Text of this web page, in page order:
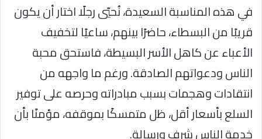
في هذه المناسبة السعيدة، نُحيّي رجلًا اختار أن يكون
قريبًا من البسطاء، حاضرًا بينهم، ساعيًا لتخفيف
الأعباء عن كاهل الأسر البسيطة، فاستحق محبة
الناس ودعواتهم الصادقة. ورغم ما واجهه من
انتقادات وهجمات بسبب مبادراته وحرصه على توفير
السلع بأسعار أقل، ظل متمسكًا بموقفه، مؤمنًا بأن
خدمة الناس شرف ورسالة.